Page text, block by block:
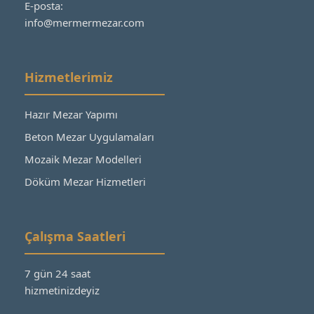
E-posta:
info@mermermezar.com
Hizmetlerimiz
Hazır Mezar Yapımı
Beton Mezar Uygulamaları
Mozaik Mezar Modelleri
Döküm Mezar Hizmetleri
Çalışma Saatleri
7 gün 24 saat
hizmetinizdeyiz